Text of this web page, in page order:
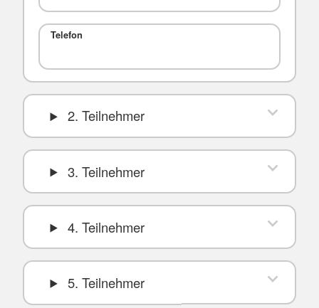
Telefon
2. Teilnehmer
3. Teilnehmer
4. Teilnehmer
5. Teilnehmer